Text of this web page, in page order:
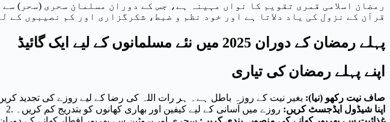
رمضان اسلامی قمری تقویم کا نواں مہینہ ہے، جس کے دوران مسلمان سحری (سحر)
قرآن کے نزول کی یاد دلاتا ہے اور خود نظم و ضبط، شکرگزاری اور کم نصیبوں کے
پہلے رمضان کے دوران 2025 میں نئے مسلمانوں کے لیے ایک گائیڈ
اپنے پہلے رمضان کی تیاری
صاف نیت رکھو (نیا): بغیر نیت کے روزہ باطل ہے۔ ہر رات اللہ کی رضا کے لیے روزے کی تجدید
2.
اپنا شیڈول ایڈجسٹ کریں: روزے میں آسانی کے لیے کیفین اور بھاری کھانوں کو بتدریج کم کریں۔